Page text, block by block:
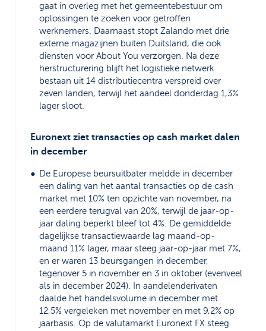
gaat in overleg met het gemeentebestuur om
oplossingen te zoeken voor getroffen
werknemers. Daarnaast stopt Zalando met drie
externe magazijnen buiten Duitsland, die ook
diensten voor About You verzorgen. Na deze
herstructurering blijft het logistieke netwerk
bestaan uit 14 distributiecentra verspreid over
zeven landen, terwijl het aandeel donderdag 1,3%
lager sloot.
Euronext ziet transacties op cash market dalen
in december
De Europese beursuitbater meldde in december
een daling van het aantal transacties op de cash
market met 10% ten opzichte van november, na
een eerdere terugval van 20%, terwijl de jaar-op-
jaar daling beperkt bleef tot 4%. De gemiddelde
dagelijkse transactiewaarde lag maand-op-
maand 11% lager, maar steeg jaar-op-jaar met 7%,
en er waren 13 beursgangen in december,
tegenover 5 in november en 3 in oktober (evenveel
als in december 2024). In aandelenderivaten
daalde het handelsvolume in december met
12,5% vergeleken met november en met 9,2% op
jaarbasis. Op de valutamarkt Euronext FX steeg